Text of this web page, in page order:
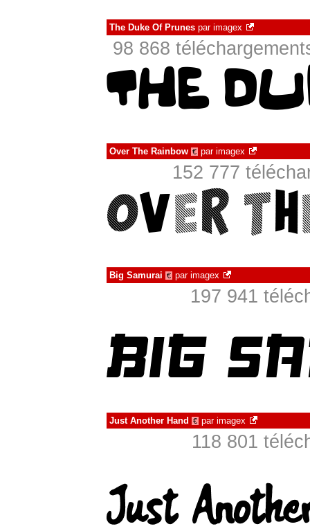
The Duke Of Prunes par imagex
98 868
Over The Rainbow € par imagex
152 777
Big Samurai € par imagex
197 941
Just Another Hand € par imagex
118 801